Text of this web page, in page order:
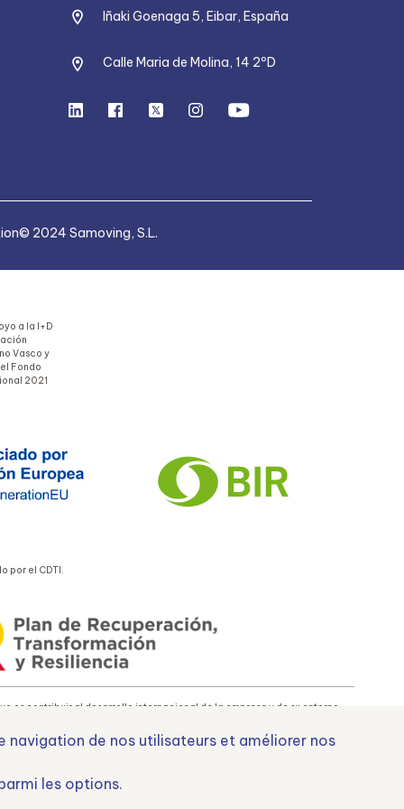
Iñaki Goenaga 5, Eibar, España
Calle Maria de Molina, 14 2ºD
© 2024 Samoving, S.L.
a la I+D
Vasco y
Fondo
2021
por el CDTI.
es contribuir al desarrollo internacional de la empresa y de su entorno.
navigation de nos utilisateurs et améliorer nos
les options.